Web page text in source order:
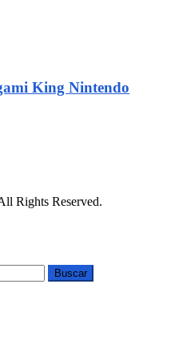
King Nintendo
Rights Reserved.
Buscar